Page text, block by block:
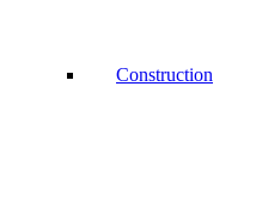
Construction